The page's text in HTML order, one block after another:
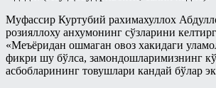
Муфассир Куртубий рахимахуллох
розияллоху анхумонинг сўзларини
«Меъёридан ошмаган овоз хакидаги
фикри шу бўлса, замондошларимизнинг
асбобларининг товушлари кандай бўлар